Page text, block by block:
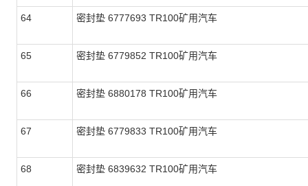
64 密封垫 6777693 TR100矿用汽车
65 密封垫 6779852 TR100矿用汽车
66 密封垫 6880178 TR100矿用汽车
67 密封垫 6779833 TR100矿用汽车
68 密封垫 6839632 TR100矿用汽车